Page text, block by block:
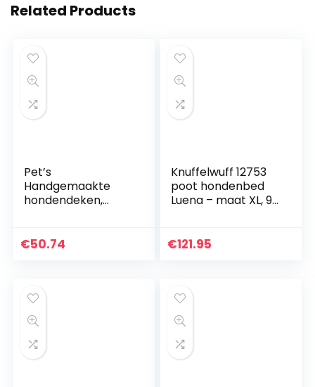
Related Products
Pet’s
Handgemaakte
hondendeken,
hondenbed voor
ming (hond kat) (L
ca. 76x76x12cm,
mosterd/geel)
€50.74
Knuffelwuff 12753
poot hondenbed
Luena – maat XL, 95
€121.95